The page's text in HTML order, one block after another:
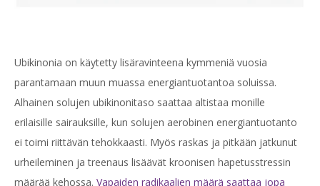
Ubikinonia on käytetty lisäravinteena kymmeniä vuosia
parantamaan muun muassa energiantuotantoa soluissa.
Alhainen solujen ubikinonitaso saattaa altistaa monille
erilaisille sairauksille, kun solujen aerobinen energiantuotanto
ei toimi riittävän tehokkaasti. Myös raskas ja pitkään jatkunut
urheileminen ja treenaus lisäävät kroonisen hapetusstressin
määrää kehossa. Vapaiden radikaalien määrä saattaa jopa